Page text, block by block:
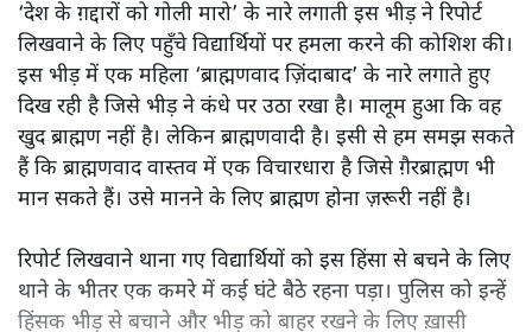
‘देश के ग़द्दारों को गोली मारो’ के नारे लगाती इस भीड़ ने रिपोर्ट
लिखवाने के लिए पहुँचे विद्यार्थियों पर हमला करने की कोशिश की।
इस भीड़ में एक महिला ‘ब्राह्मणवाद ज़िंदाबाद’ के नारे लगाते हुए
दिख रही है जिसे भीड़ ने कंधे पर उठा रखा है। मालूम हुआ कि वह
खुद ब्राह्मण नहीं है। लेकिन ब्राह्मणवादी है। इसी से हम समझ सकते
हैं कि ब्राह्मणवाद वास्तव में एक विचारधारा है जिसे ग़ैरब्राह्मण भी
मान सकते हैं। उसे मानने के लिए ब्राह्मण होना ज़रूरी नहीं है।
रिपोर्ट लिखवाने थाना गए विद्यार्थियों को इस हिंसा से बचने के लिए
थाने के भीतर एक कमरे में कई घंटे बैठे रहना पड़ा। पुलिस को इन्हें
हिंसक भीड़ से बचाने और भीड़ को बाहर रखने के लिए ख़ासी